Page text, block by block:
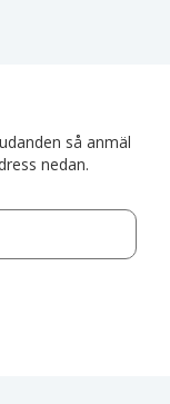
så anmäl
nedan.